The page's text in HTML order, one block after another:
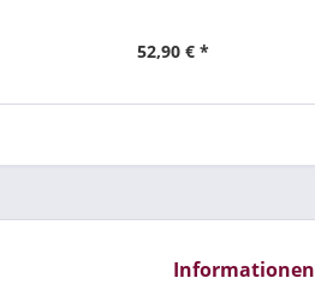
52,90 € *
Informationen